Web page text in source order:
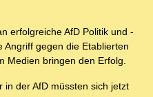
erfolgreiche AfD Politik und -
Angriff gegen die Etablierten
Medien bringen den Erfolg.
in der AfD müssten sich jetzt